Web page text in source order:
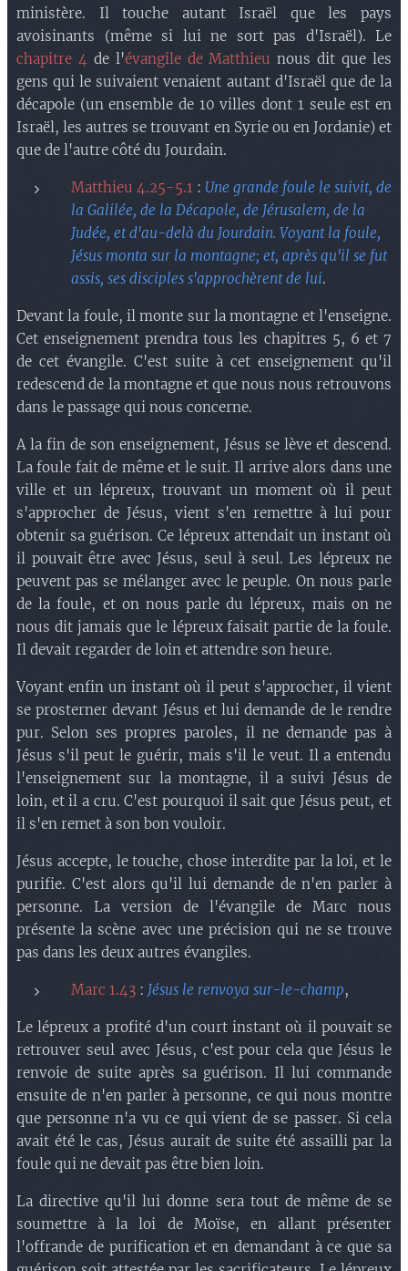
ministère. Il touche autant Israël que les pays
avoisinants (même si lui ne sort pas d'Israël). Le
chapitre 4de l'évangile de Matthieu nous dit que les
gens qui le suivaient venaient autant d'Israël que de la
décapole (un ensemble de 10 villes dont 1 seule est en
Israël, les autres se trouvant en Syrie ou en Jordanie) et
que de l'autre côté du Jourdain.
Matthieu 4.25-5.1 : Une grande foule le suivit, de
la Galilée, de la Décapole, de Jérusalem, de la
Judée, et d'au-delà du Jourdain. Voyant la foule,
Jésus monta sur la montagne; et, après qu'il se fut
assis, ses disciples s'approchèrent de lui.
Devant la foule, il monte sur la montagne et l'enseigne.
Cet enseignement prendra tous les chapitres 5, 6 et 7
de cet évangile. C'est suite à cet enseignement qu'il
redescend de la montagne et que nous nous retrouvons
dans le passage qui nous concerne.
A la fin de son enseignement, Jésus se lève et descend.
La foule fait de même et le suit. Il arrive alors dans une
ville et un lépreux, trouvant un moment où il peut
s'approcher de Jésus, vient s'en remettre à lui pour
obtenir sa guérison. Ce lépreux attendait un instant où
il pouvait être avec Jésus, seul à seul. Les lépreux ne
peuvent pas se mélanger avec le peuple. On nous parle
de la foule, et on nous parle du lépreux, mais on ne
nous dit jamais que le lépreux faisait partie de la foule.
Il devait regarder de loin et attendre son heure.
Voyant enfin un instant où il peut s'approcher, il vient
se prosterner devant Jésus et lui demande de le rendre
pur. Selon ses propres paroles, il ne demande pas à
Jésus s'il peut le guérir, mais s'il le veut. Il a entendu
l'enseignement sur la montagne, il a suivi Jésus de
loin, et il a cru. C'est pourquoi il sait que Jésus peut, et
il s'en remet à son bon vouloir.
Jésus accepte, le touche, chose interdite par la loi, et le
purifie. C'est alors qu'il lui demande de n'en parler à
personne. La version de l'évangile de Marc nous
présente la scène avec une précision qui ne se trouve
pas dans les deux autres évangiles.
Marc 1.43 : Jésus le renvoya sur-le-champ,
Le lépreux a profité d'un court instant où il pouvait se
retrouver seul avec Jésus, c'est pour cela que Jésus le
renvoie de suite après sa guérison. Il lui commande
ensuite de n'en parler à personne, ce qui nous montre
que personne n'a vu ce qui vient de se passer. Si cela
avait été le cas, Jésus aurait de suite été assailli par la
foule qui ne devait pas être bien loin.
La directive qu'il lui donne sera tout de même de se
soumettre à la loi de Moïse, en allant présenter
l'offrande de purification et en demandant à ce que sa